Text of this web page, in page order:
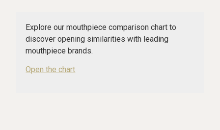
Explore our mouthpiece comparison chart to
discover opening similarities with leading
mouthpiece brands.
Open the chart